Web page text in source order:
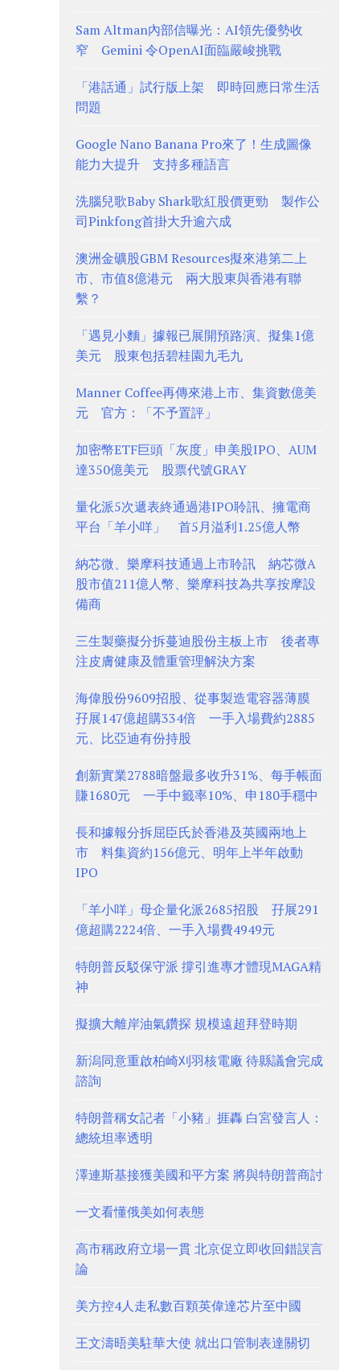
Sam Altman內部信曝光：AI領先優勢收
窄 Gemini 令OpenAI面臨嚴峻挑戰
「港話通」試行版上架 即時回應日常生活
問題
Google Nano Banana Pro來了！生成圖像
能力大提升 支持多種語言
洗腦兒歌Baby Shark歌紅股價更勁 製作公
司Pinkfong首掛大升逾六成
澳洲金礦股GBM Resources擬來港第二上
市、市值8億港元 兩大股東與香港有聯
繫？
「遇見小麵」據報已展開預路演、擬集1億
美元 股東包括碧桂園九毛九
Manner Coffee再傳來港上市、集資數億美
元 官方：「不予置評」
加密幣ETF巨頭「灰度」申美股IPO、AUM
達350億美元 股票代號GRAY
量化派5次遞表終通過港IPO聆訊、擁電商
平台「羊小咩」 首5月溢利1.25億人幣
納芯微、樂摩科技通過上市聆訊 納芯微A
股市值211億人幣、樂摩科技為共享按摩設
備商
三生製藥擬分拆蔓迪股份主板上市 後者專
注皮膚健康及體重管理解決方案
海偉股份9609招股、從事製造電容器薄膜
孖展147億超購334倍 一手入場費約2885
元、比亞迪有份持股
創新實業2788暗盤最多收升31%、每手帳面
賺1680元 一手中籤率10%、申180手穩中
長和據報分拆屈臣氏於香港及英國兩地上
市 料集資約156億元、明年上半年啟動
IPO
「羊小咩」母企量化派2685招股 孖展291
億超購2224倍、一手入場費4949元
特朗普反駁保守派 撐引進專才體現MAGA精
神
擬擴大離岸油氣鑽探 規模遠超拜登時期
新潟同意重啟柏崎刈羽核電廠 待縣議會完成
諮詢
特朗普稱女記者「小豬」捱轟 白宮發言人：
總統坦率透明
澤連斯基接獲美國和平方案 將與特朗普商討
一文看懂俄美如何表態
高市稱政府立場一貫 北京促立即收回錯誤言
論
美方控4人走私數百顆英偉達芯片至中國
王文濤晤美駐華大使 就出口管制表達關切